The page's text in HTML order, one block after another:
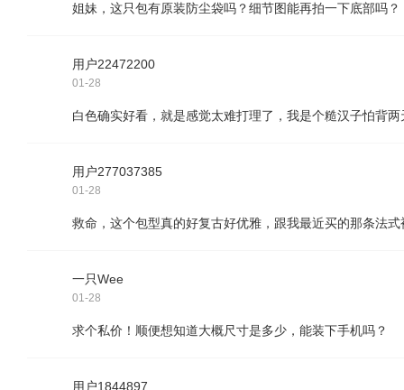
姐妹，这只包有原装防尘袋吗？细节图能再拍一下底部吗？
用户22472200
01-28
白色确实好看，就是感觉太难打理了，我是个糙汉子怕背
用户277037385
01-28
救命，这个包型真的好复古好优雅，跟我最近买的那条法
一只Wee
01-28
求个私价！顺便想知道大概尺寸是多少，能装下手机吗？
用户1844897